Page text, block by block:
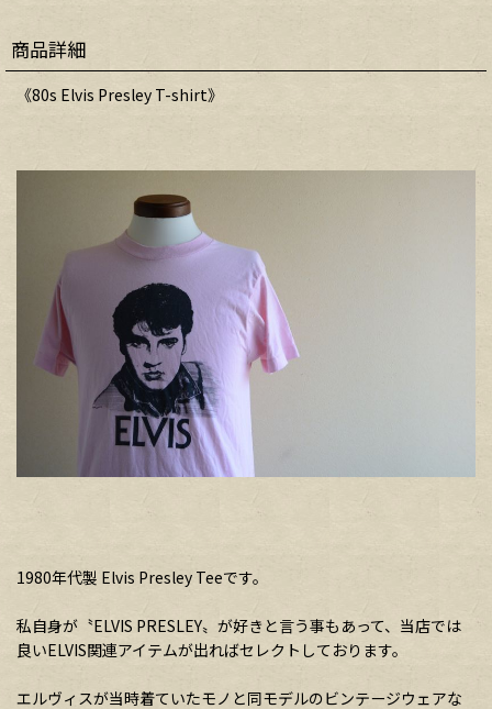
商品詳細
《80s Elvis Presley T-shirt》
1980年代製 Elvis Presley Teeです。
私自身が〝ELVIS PRESLEY〟が好きと言う事もあって、当店では
良いELVIS関連アイテムが出ればセレクトしております。
エルヴィスが当時着ていたモノと同モデルのビンテージウェアな